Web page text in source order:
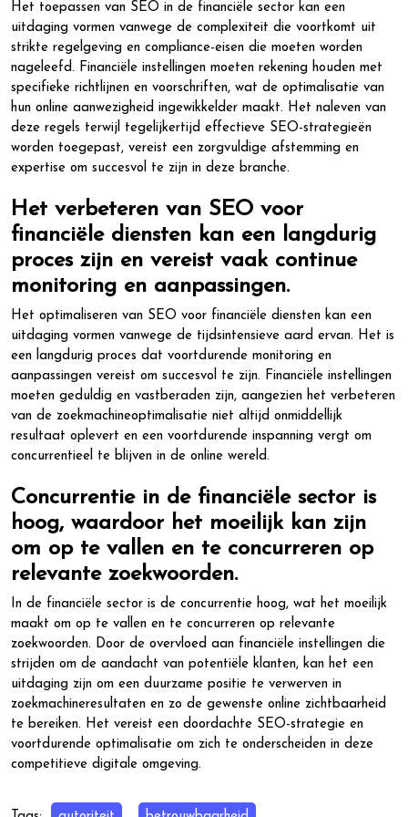
Het toepassen van SEO in de financiële sector kan een
uitdaging vormen vanwege de complexiteit die voortkomt uit
strikte regelgeving en compliance-eisen die moeten worden
nageleefd. Financiële instellingen moeten rekening houden met
specifieke richtlijnen en voorschriften, wat de optimalisatie van
hun online aanwezigheid ingewikkelder maakt. Het naleven van
deze regels terwijl tegelijkertijd effectieve SEO-strategieën
worden toegepast, vereist een zorgvuldige afstemming en
expertise om succesvol te zijn in deze branche.
Het verbeteren van SEO voor
financiële diensten kan een langdurig
proces zijn en vereist vaak continue
monitoring en aanpassingen.
Het optimaliseren van SEO voor financiële diensten kan een
uitdaging vormen vanwege de tijdsintensieve aard ervan. Het is
een langdurig proces dat voortdurende monitoring en
aanpassingen vereist om succesvol te zijn. Financiële instellingen
moeten geduldig en vastberaden zijn, aangezien het verbeteren
van de zoekmachineoptimalisatie niet altijd onmiddellijk
resultaat oplevert en een voortdurende inspanning vergt om
concurrentieel te blijven in de online wereld.
Concurrentie in de financiële sector is
hoog, waardoor het moeilijk kan zijn
om op te vallen en te concurreren op
relevante zoekwoorden.
In de financiële sector is de concurrentie hoog, wat het moeilijk
maakt om op te vallen en te concurreren op relevante
zoekwoorden. Door de overvloed aan financiële instellingen die
strijden om de aandacht van potentiële klanten, kan het een
uitdaging zijn om een ​​duurzame positie te verwerven in
zoekmachineresultaten en zo de gewenste online zichtbaarheid
te bereiken. Het vereist een doordachte SEO-strategie en
voortdurende optimalisatie om zich te onderscheiden in deze
competitieve digitale omgeving.